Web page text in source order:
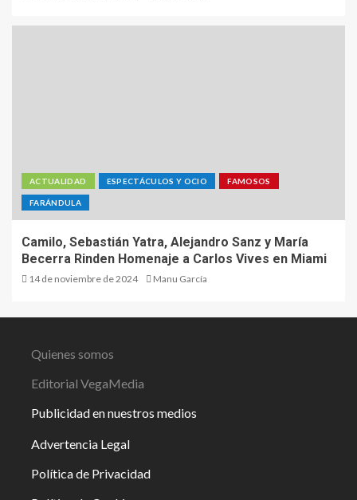
ACTUALIDAD ESPECTÁCULOS Y OCIO FAMOSOS
FARÁNDULA
Camilo, Sebastián Yatra, Alejandro Sanz y María
Becerra Rinden Homenaje a Carlos Vives en Miami
14 de noviembre de 2024 Manu García
Quienes somos
Editorial VegaMedia
Publicidad en nuestros medios
Advertencia Legal
Política de Privacidad